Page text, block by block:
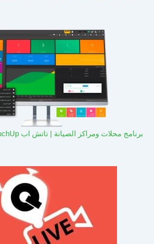
برنامج محلات ومراكز الصيانة | تاتش اب TouchUp